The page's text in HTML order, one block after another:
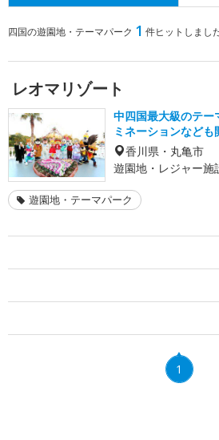
四国の遊園地・テーマパーク 1 件ヒットしまし
レオマリゾート
中四国最大級のテー
ミネーションなども
香川県・丸亀市
遊園地・レジャー施
遊園地・テーマパーク
1